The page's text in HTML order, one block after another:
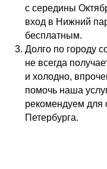
с середины
вход в Нижний
бесплатным.
Долго по городу
не всегда
и холодно,
помочь наша
рекомендуем для
Петербурга.